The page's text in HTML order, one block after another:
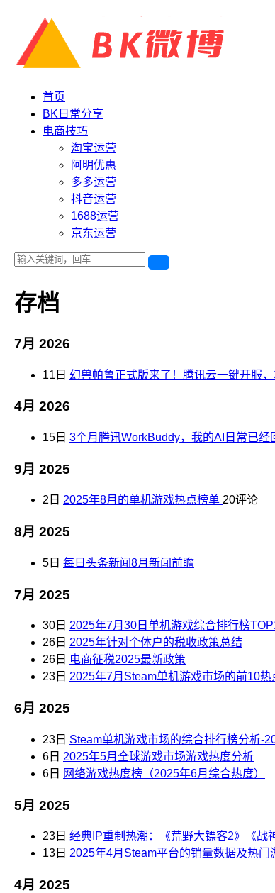
首页
BK日常分享
电商技巧
淘宝运营
阿明优惠
多多运营
抖音运营
1688运营
京东运营
存档
7月 2026
11日 幻兽帕鲁正式版来了！腾讯云一键开服
4月 2026
15日 3个月腾讯WorkBuddy，我的AI日常已
9月 2025
2日 2025年8月的单机游戏热点榜单 20评论
8月 2025
5日 每日头条新闻8月新闻前瞻
7月 2025
30日 2025年7月30日单机游戏综合排行榜
26日 2025年针对个体户的税收政策总结
26日 电商征税2025最新政策
23日 2025年7月Steam单机游戏市场的前10热
6月 2025
23日 Steam单机游戏市场的综合排行榜分析-
6日 2025年5月全球游戏市场游戏热度分析
6日
网络游戏热度榜（2025年6月综合热度）
5月 2025
23日 经典IP重制热潮：《荒野大镖客2》《战
13日 2025年4月Steam平台的销量数据及热
4月 2025